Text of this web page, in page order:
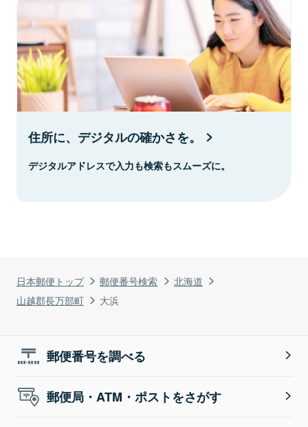
日本郵便トップ 郵便番号検索
北海道
山越郡長万部町
大浜
住所に、デジタルの確かさを。
デジタルアドレスで入力も検索もスムーズに。
郵便番号を調べる
郵便局・ATM・ポストをさがす